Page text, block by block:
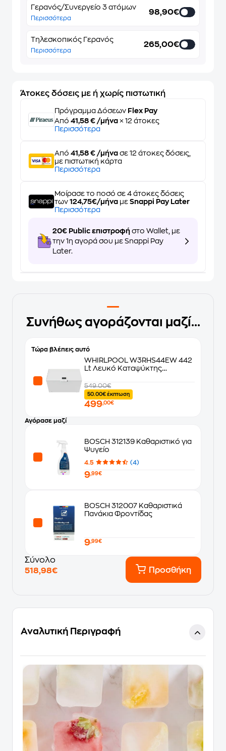
Γερανός/Συνεργείο 3 ατόμων
Περισσότερα
98,90€
Τηλεσκοπικός Γερανός
Περισσότερα
265,00€
Άτοκες δόσεις με ή χωρίς πιστωτική
Πρόγραμμα Δόσεων Flex Pay
Από 41,58 € /μήνα × 12 άτοκες
Περισσότερα
Από 41,58 € /μήνα σε 12 άτοκες δόσεις,
με πιστωτική κάρτα
Περισσότερα
Μοίρασε το ποσό σε 4 άτοκες δόσεις
των 124,75€/μήνα με Snappi Pay Later
Περισσότερα
20€ Public επιστροφή στο Wallet, με
την 1η αγορά σου με Snappi Pay
Later.
Συνήθως αγοράζονται μαζί...
Τώρα βλέπεις αυτό
WHIRLPOOL W3RHS44EW 442
Lt Λευκό Καταψύκτης
549.00€
50.00€ έκπτωση
499,00€
Αγόρασε μαζί
BOSCH 312139 Καθαριστικό για
Ψυγείο
4.5 (4)
9,99€
BOSCH 312007 Καθαριστικά
Πανάκια Φροντίδας
9,99€
Σύνολο
518,98€
Προσθήκη
Αναλυτική Περιγραφή